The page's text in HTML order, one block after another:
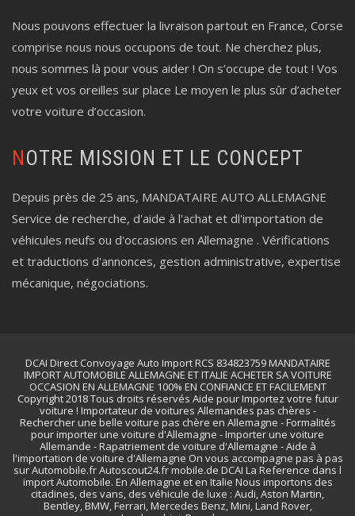
Nous pouvons effectuer la livraison partout en France, Corse
comprise nous nous occupons de tout. Ne cherchez plus,
nous sommes là pour vous aider ! On s’occupe de tout ! Vos
yeux et vos oreilles sur place Le moyen le plus sûr d’acheter
votre voiture d’occasion.
NOTRE MISSION ET LE CONCEPT
Depuis près de 25 ans, MANDATAIRE AUTO ALLEMAGNE
Service de recherche, d'aide à l'achat et dl'importation de
véhicules neufs ou d'occasions en Allemagne . Vérifications
et traductions d'annonces, gestion administrative, expertise
mécanique, négociations.
DCAI Direct Convoyage Auto Import RCS 834823759 MANDATAIRE
IMPORT AUTOMOBILE ALLEMAGNE ET ITALIE ACHETER SA VOITURE
OCCASION EN ALLEMAGNE 100% EN CONFIANCE ET FACILEMENT
Copyright 2018 Tous droits réservés Aide pour Importez votre futur
voiture ! Importateur de voitures Allemandes pas chères -
Rechercher une belle voiture pas chère en Allemagne - Formalités
pour importer une voiture d'Allemagne - Importer une voiture
Allemande - Rapatriement de voiture d'Allemagne - Aide à
l'importation de voiture d'Allemagne On vous accompagne pas à pas
sur Automobile.fr Autoscout24.fr mobile.de DCAI La Reference dans l
import Automobile. En Allemagne et en Italie Nous importons des
citadines, des vans, des véhicule de luxe : Audi, Aston Martin,
Bentley, BMW, Ferrari, Mercedes Benz, Mini, Land Rover,